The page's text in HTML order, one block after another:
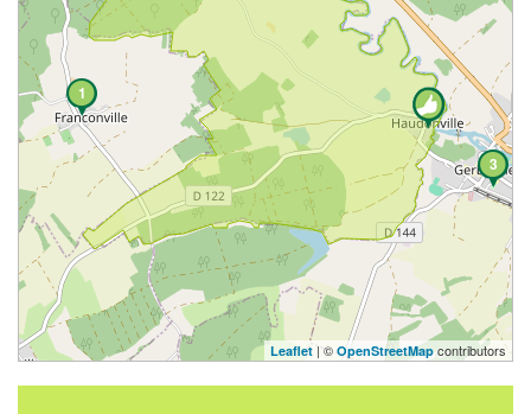
1
3
Leaflet | © OpenStreetMap contributors